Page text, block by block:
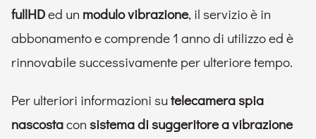
fullHDed un modulo vibrazione, il servizio è in
abbonamento e comprende 1 anno di utilizzo ed è
rinnovabile successivamente per ulteriore tempo.
Per ulteriori informazioni su telecamera spia
nascostacon sistema di suggeritore a vibrazione